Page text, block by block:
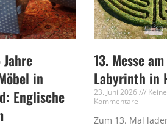
in
Englische
13. Messe am
Labyrinth in
23. Juni 2026
Keine
Kommentare
Zum 13. Mal